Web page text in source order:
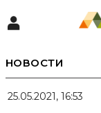
НОВОСТИ
25.05.2021, 16:53